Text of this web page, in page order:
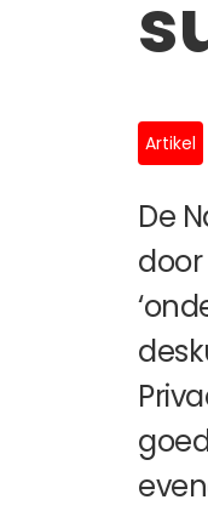
Artikel
De
door